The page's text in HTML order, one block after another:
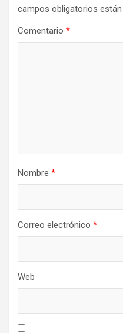
campos obligatorios
Comentario *
Nombre *
Correo electrónico *
Web